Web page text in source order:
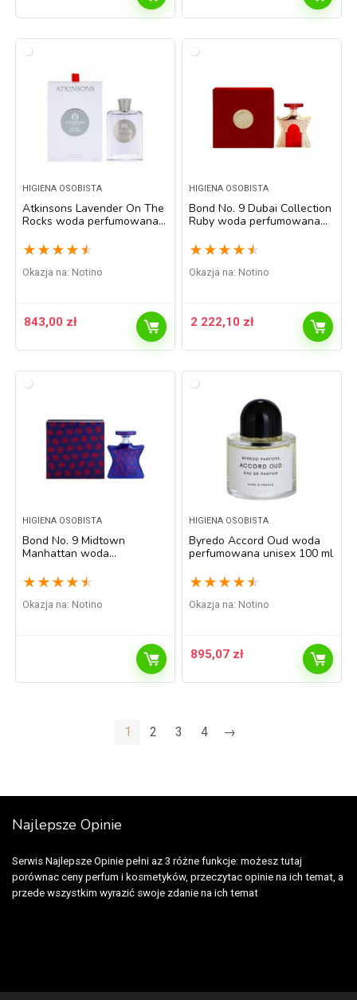
HIGIENA OSOBISTA
Atkinsons Lavender On The
Rocks woda perfumowana
★ ★ ★ ★ ★
Okazja na: Notino
843,00 zł
HIGIENA OSOBISTA
Bond No. 9 Dubai Collection
Ruby woda perfumowana
★ ★ ★ ★ ★
Okazja na: Notino
2 222,10 zł
HIGIENA OSOBISTA
Bond No. 9 Midtown
Manhattan woda
★ ★ ★ ★ ★
Okazja na: Notino
HIGIENA OSOBISTA
Byredo Accord Oud woda
perfumowana unisex 100 ml
★ ★ ★ ★ ★
Okazja na: Notino
895,07 zł
1 2 3 4 →
Najlepsze Opinie
Serwis Najlepsze Opinie pełni az 3 różne funkcje: możesz tutaj
porównac ceny perfum i kosmetyków, przeczytac opinie na ich temat, a
przede wszystkim wyrazić swoje zdanie na ich temat